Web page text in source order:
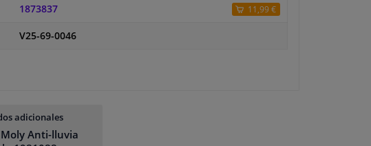
1873837 11,99 €
V25-69-0046
adicionales
Anti-lluvia